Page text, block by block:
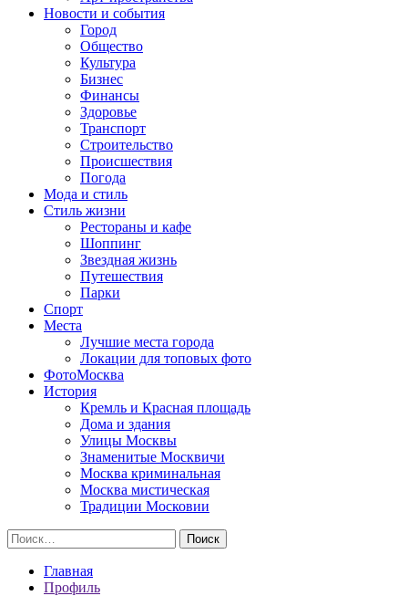
Новости и события
Город
Общество
Культура
Бизнес
Финансы
Здоровье
Транспорт
Строительство
Происшествия
Погода
Мода и стиль
Стиль жизни
Рестораны и кафе
Шоппинг
Звездная жизнь
Путешествия
Парки
Спорт
Места
Лучшие места города
Локации для топовых фото
ФотоМосква
История
Кремль и Красная площадь
Дома и здания
Улицы Москвы
Знаменитые Москвичи
Москва криминальная
Москва мистическая
Традиции Московии
Найти:
Главная
Профиль